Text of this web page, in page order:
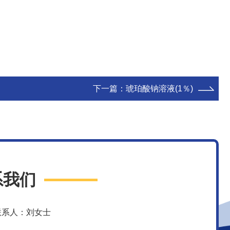
下一篇： 琥珀酸钠溶液(1％)
们
系人：刘女士